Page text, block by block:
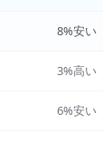
8%安い
3%高い
6%安い